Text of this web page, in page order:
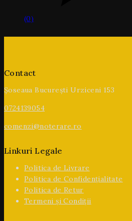
(0)
Contact
Șoseaua București Urziceni 153
0724139054
comenzi@noterare.ro
Linkuri Legale
Politica de Livrare
Politica de Confidențialitate
Politica de Retur
Termeni și Condiții